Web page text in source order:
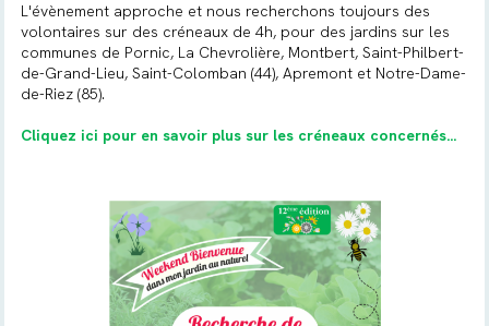
L'évènement approche et nous recherchons toujours des
volontaires sur des créneaux de 4h, pour des jardins sur les
communes de Pornic, La Chevrolière, Montbert, Saint-Philbert-
de-Grand-Lieu, Saint-Colomban (44), Apremont et Notre-Dame-
de-Riez (85).
Cliquez ici pour en savoir plus sur les créneaux concernés...